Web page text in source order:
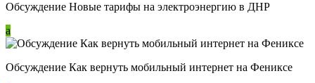
Обсуждение Новые тарифы на электроэнергию в ДНР
a
Обсуждение Как вернуть мобильный интернет на Фениксе